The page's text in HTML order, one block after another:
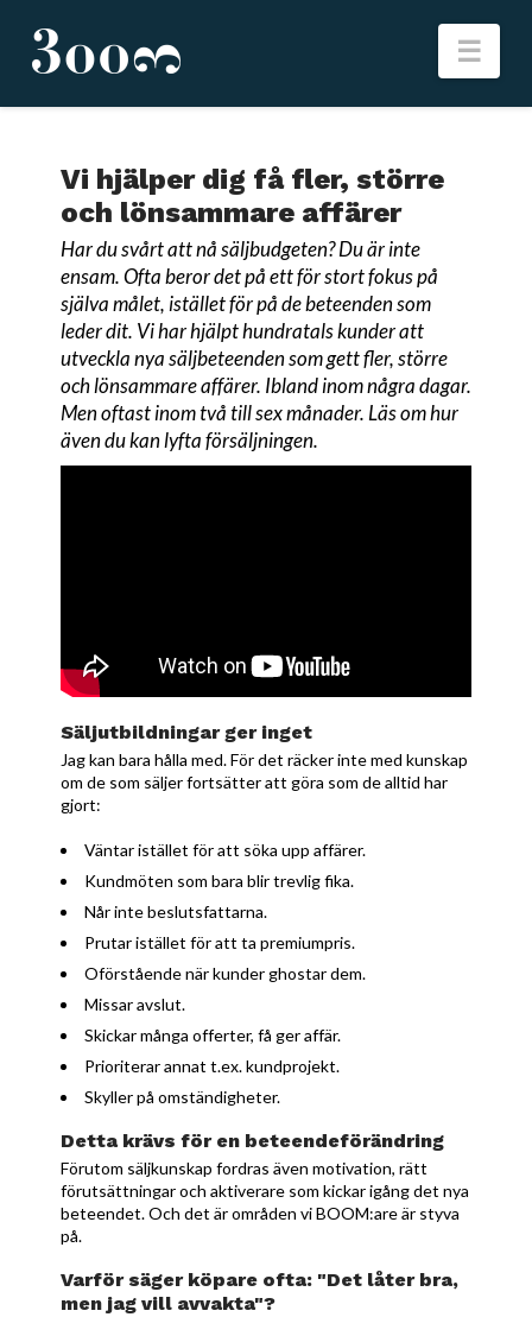
Vi hjälper dig få fler, större
och lönsammare affärer
Har du svårt att nå säljbudgeten? Du är inte
ensam. Ofta beror det på ett för stort fokus på
själva målet, istället för på de beteenden som
leder dit. Vi har hjälpt hundratals kunder att
utveckla nya säljbeteenden som gett fler, större
och lönsammare affärer. Ibland inom några dagar.
Men oftast inom två till sex månader. Läs om hur
även du kan lyfta försäljningen.
Säljutbildningar ger inget
Jag kan bara hålla med. För det räcker inte med kunskap
om de som säljer fortsätter att göra som de alltid har
gjort:
Väntar istället för att söka upp affärer.
Kundmöten som bara blir trevlig fika.
Når inte beslutsfattarna.
Prutar istället för att ta premiumpris.
Oförstående när kunder ghostar dem.
Missar avslut.
Skickar många offerter, få ger affär.
Prioriterar annat t.ex. kundprojekt.
Skyller på omständigheter.
Detta krävs för en beteendeförändring
Förutom säljkunskap fordras även motivation, rätt
förutsättningar och aktiverare som kickar igång det nya
beteendet. Och det är områden vi BOOM:are är styva
på.
Varför säger köpare ofta: "Det låter bra,
men jag vill avvakta"?